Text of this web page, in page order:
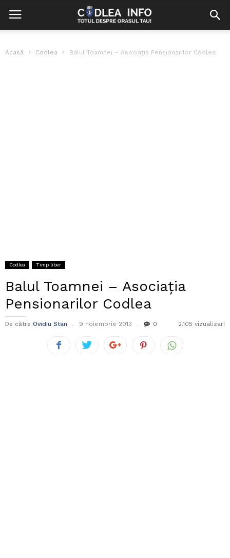
Acasă Codlea Balul Toamnei – Asociația Pensionarilor Codlea
Codlea Timp liber
Balul Toamnei – Asociația
Pensionarilor Codlea
De către Ovidiu Stan 9 noiembrie 2013 0 2.105 vizualizari